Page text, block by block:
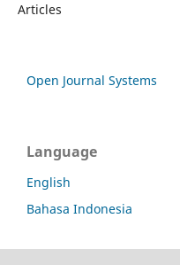
Articles
Open Journal Systems
Language
English
Bahasa Indonesia